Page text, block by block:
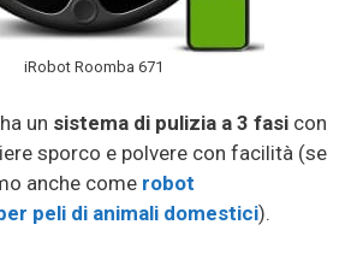
iRobot Roomba 671
ha un sistema di pulizia a 3 fasi con
sporco e polvere con facilità (se
anche come robot
peli di animali domestici).